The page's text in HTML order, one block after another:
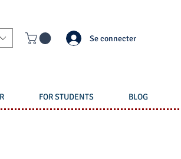
Se connecter
FOR STUDENTS BLOG